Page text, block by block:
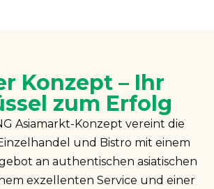
Konzept – Ihr
zum Erfolg
Asiamarkt-Konzept vereint die
und Bistro mit einem
an authentischen asiatischen
exzellenten Service und einer